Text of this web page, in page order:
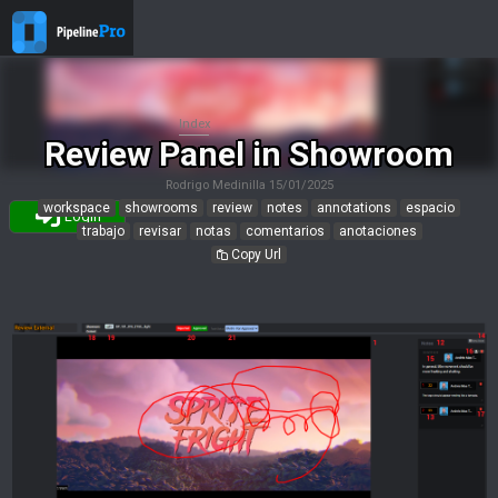
Login
Review Panel in Showroom
Rodrigo Medinilla 15/01/2025
workspace showrooms review notes annotations
espacio
trabajo
revisar notas comentarios
anotaciones
Copy Url
Index